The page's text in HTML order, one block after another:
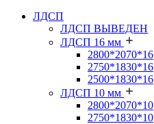
ЛДСП
ЛДСП ВЫВЕДЕН
ЛДСП 16 мм
2800*2070*16
2750*1830*16
2500*1830*16
ЛДСП 10 мм
2800*2070*10
2750*1830*10